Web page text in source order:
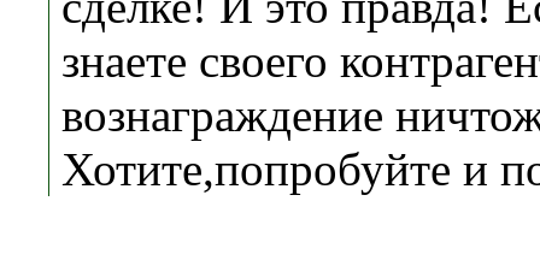
знаете своего
вознаграждение
Хотите,попробуйте и